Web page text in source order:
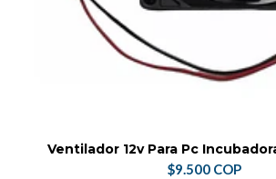
Ventilador 12v Para Pc
$9.500 COP